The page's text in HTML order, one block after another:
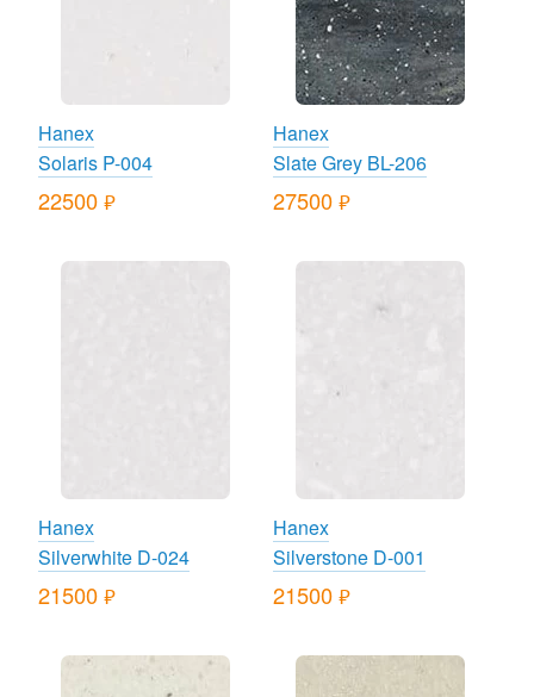
Hanex
Solaris P-004
22500руб.
Hanex
Slate Grey BL-206
27500 руб.
Hanex
Silverwhite D-024
21500руб.
Hanex
Silverstone D-001
21500 руб.